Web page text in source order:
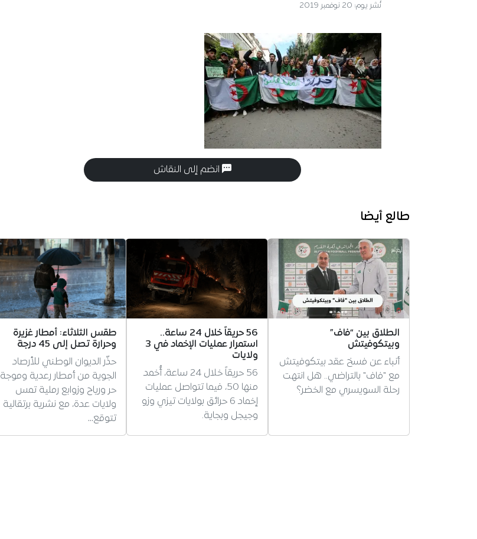
نُشر يوم: 20 نوفمبر 2019
انضم إلى النقاش
طالع أيضا
الطلاق بين “فاف”
وبيتكوفيتش
أنباء عن فسخ عقد بيتكوفيتش
مع "فاف" بالتراضي.. هل انتهت
رحلة السويسري مع الخضر؟
56 حريقاً خلال 24 ساعة..
استمرار عمليات الإخماد في 3
ولايات
56 حريقاً خلال 24 ساعة، أُخمد
منها 50، فيما تتواصل عمليات
إخماد 6 حرائق بولايات تيزي وزو
وجيجل وبجاية.
طقس الثلاثاء: أمطار غزيرة
وحرارة تصل إلى 45 درجة
حذّر الديوان الوطني للأرصاد
الجوية من أمطار رعدية وموجة
حر ورياح وزوابع رملية تمس
ولايات عدة، مع نشرية برتقالية
تتوقع…